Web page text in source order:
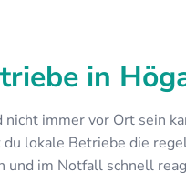
in
immer vor Ort sein
lokale Betriebe die
und im Notfall schnell